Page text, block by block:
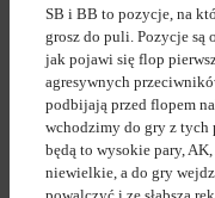
SB i BB to pozycje, na
grosz do puli. Pozycje są
jak pojawi się flop
agresywnych
podbijają przed flopem
wchodzimy do gry z
będą to wysokie pary,
niewielkie, a do gry